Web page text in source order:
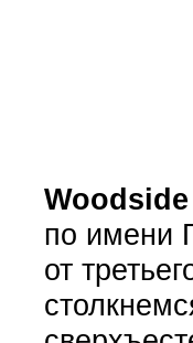
Woodside
по имени
от